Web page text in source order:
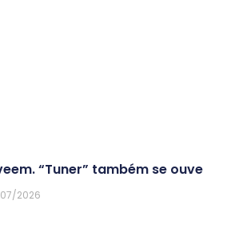
“Tuner” também se ouve
2026